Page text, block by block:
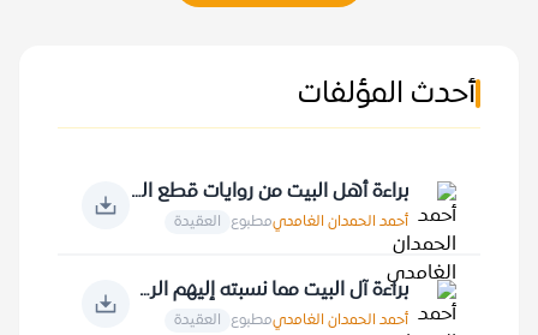
أحدث المؤلفات
براءة أهل البيت من روايات قطع الصلة بالقرآن الكريم
أحمد الحمدان الغامديمطبوع العقيدة
براءة آل البيت مما نسبته إليهم الروايات
أحمد الحمدان الغامديمطبوع العقيدة